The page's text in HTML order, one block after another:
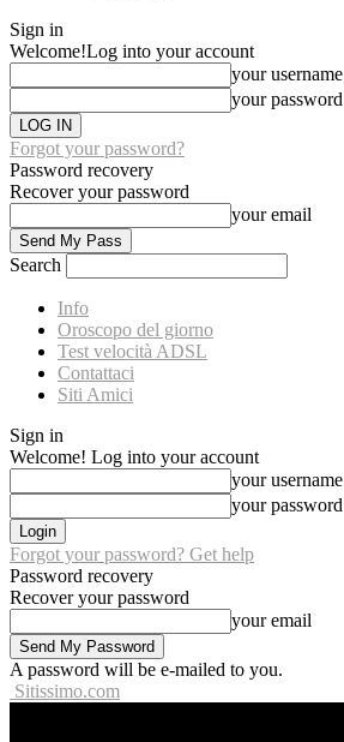
Sign in
Welcome!Log into your account
your username
your password
Forgot your password?
Password recovery
Recover your password
your email
Search
Info
Oroscopo del giorno
Test velocità ADSL
Contattaci
Siti Amici
Sign in
Welcome! Log into your account
your username
your password
Forgot your password? Get help
Password recovery
Recover your password
your email
A password will be e-mailed to you.
Sitissimo.com